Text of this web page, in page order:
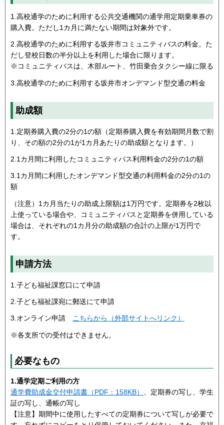
1.高校通学のために利用する公共交通機関の通学用定期乗車券の
購入費。ただし1カ月に満たない期間は対象外です。
2.高校通学のために利用する坂井市コミュニティバスの料金。た
だし登校日数の半分以上を利用した場合に限ります。
※コミュニティバスは、木部ルート、竹田乗合タクシー線に限る
3.高校通学のために利用する坂井市オンデマンド型交通の料金
助成額
1.定期券購入費の2分の1の額（定期券購入費を有効期間月数で割
り、その額の2分の1が1カ月あたりの助成額となります。）
2.1カ月間に利用したコミュニティバス利用料金の2分の1の額
3.1カ月間に利用したオンデマンド型交通の利用料金の2分の1の
額
（注意）1カ月当たりの助成上限額は1万円です。定期券を2枚以
上使っている場合や、コミュニティバスと定期券を併用している
場合は、それぞれの1カ月分の助成額の合計の上限が1万円で
す。
申請方法
1.子ども福祉課窓口にて申請
2.子ども福祉課宛に郵送にて申請
3.オンライン申請 こちらから（外部サイトへリンク）
※各支所での受付はできません。
必要なもの
1.通学定期ご利用の方
通学費助成金交付申請書（PDF：158KB）
、定期券の写し、学生
証の写し、通帳の写し
【注意】期間中に使用したすべての定期券について写しが必要で